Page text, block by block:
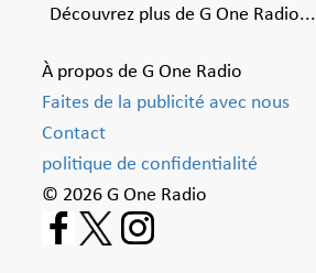
Découvrez plus de G One Radio...
À propos de G One Radio
Faites de la publicité avec nous
Contact
politique de confidentialité
© 2026 G One Radio